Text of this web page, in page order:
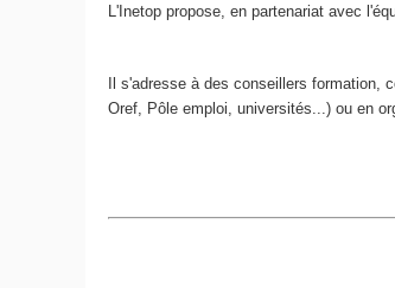
L'Inetop propose, en partenariat avec
Il s'adresse à des conseillers
Oref, Pôle emploi, universités...) ou en